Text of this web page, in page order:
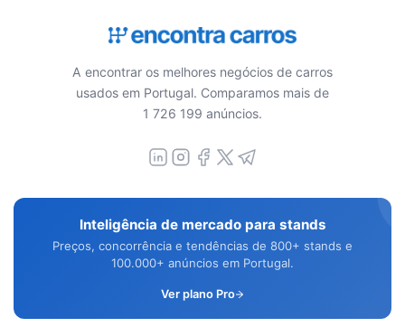
A encontrar os melhores negócios de carros
usados em Portugal. Comparamos mais de
1 726 199 anúncios.
Inteligência de mercado para stands
Preços, concorrência e tendências de 800+ stands e
100.000+ anúncios em Portugal.
Ver plano Pro